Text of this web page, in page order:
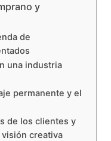
y
de
una industria
permanente y el
de los clientes y
creativa